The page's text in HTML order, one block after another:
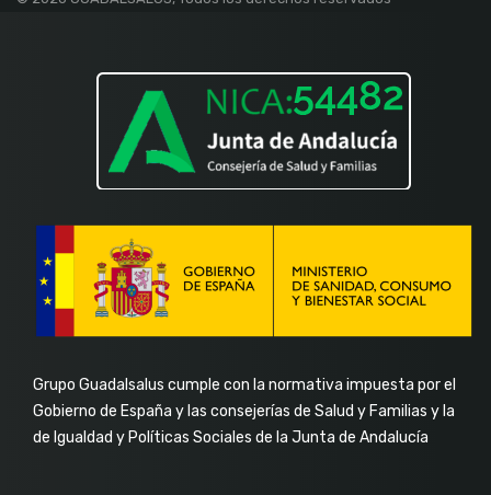
Grupo Guadalsalus cumple con la normativa impuesta por el
Gobierno de España y las consejerías de Salud y Familias y la
de Igualdad y Políticas Sociales de la Junta de Andalucía